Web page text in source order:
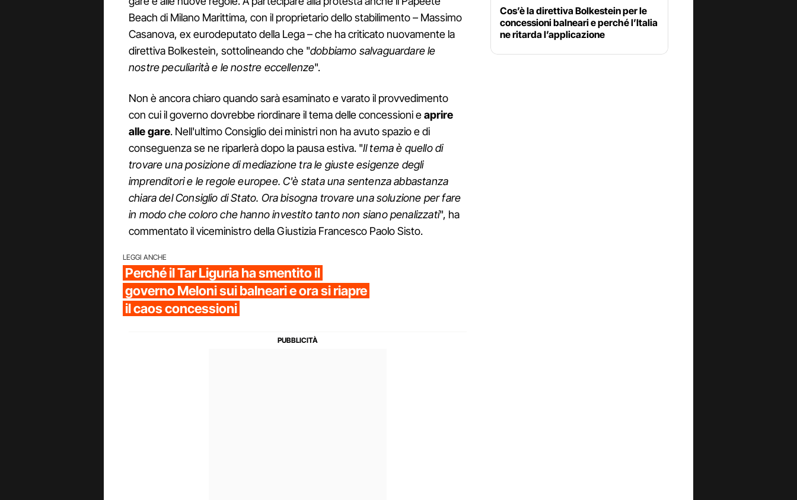
Beach di Milano Marittima, con il proprietario dello stabilimento – Massimo
Casanova, ex eurodeputato della Lega – che ha criticato nuovamente la
direttiva Bolkestein, sottolineando che "dobbiamo salvaguardare le
nostre peculiarità e le nostre eccellenze".
Non è ancora chiaro quando sarà esaminato e varato il provvedimento
con cui il governo dovrebbe riordinare il tema delle concessioni eaprire
alle gare. Nell'ultimo Consiglio dei ministri non ha avuto spazio e di
conseguenza se ne riparlerà dopo la pausa estiva. "Iltema è quello di
trovare una posizione di mediazione tra le giuste esigenze degli
imprenditori e le regole europee. C'è stata una sentenza abbastanza
chiara del Consiglio di Stato. Ora bisogna trovare una soluzione per fare
in modo che coloro che hanno investito tanto non siano penalizzati", ha
commentato il viceministro della Giustizia Francesco Paolo Sisto.
LEGGI ANCHE
Perché il Tar Liguria ha smentito il
governo Meloni sui balneari e ora si riapre
il caos concessioni
Cos’è la direttiva Bolkestein per le
concessioni balneari e perché l’Italia
ne ritarda l’applicazione